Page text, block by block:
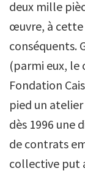
deux mille
œuvre, à cette
conséquents.
(parmi eux, le
Fondation
pied un
dès 1996 une
de contrats
collective put